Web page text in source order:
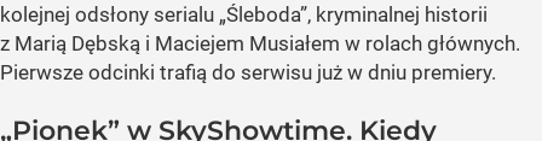
kolejnej odsłony serialu „Śleboda”, kryminalnej historii
z Marią Dębską i Maciejem Musiałem w rolach głównych.
Pierwsze odcinki trafią do serwisu już w dniu premiery.
„Pionek” w SkyShowtime. Kiedy